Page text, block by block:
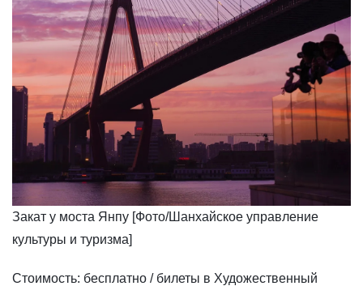
Закат у моста Янпу [Фото/Шанхайское управление
культуры и туризма]
​Стоимость: бесплатно / билеты в Художественный